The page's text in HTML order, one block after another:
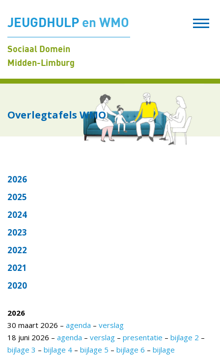
JEUGDHULP en WMO
Sociaal Domein
Midden-Limburg
Overlegtafels WMO
2026
2025
2024
2023
2022
2021
2020
2026
30 maart 2026 – agenda – verslag
18 juni 2026 – agenda – verslag – presentatie – bijlage 2 –
bijlage 3 – bijlage 4 – bijlage 5 – bijlage 6 – bijlage